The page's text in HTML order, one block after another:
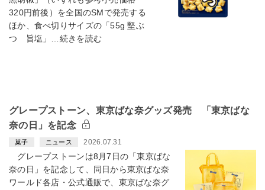
320円前後）を全国のSMで発売する
ほか、食べ切りサイズの「55g 堅ぶ
つ 旨塩」…続きを読む
グレープストーン、東京ばな奈グッズ発売 「東京ばな
奈の日」を記念
菓子 ニュース 2026.07.31
グレープストーンは8月7日の「東京ばな
奈の日」を記念して、同日から東京ばな奈
ワールド各店・公式通販で、東京ばな奈グ